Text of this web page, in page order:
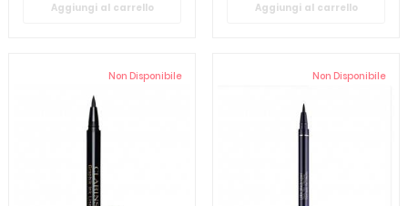
Aggiungi al carrello Aggiungi al carrello
Non Disponibile Non Disponibile